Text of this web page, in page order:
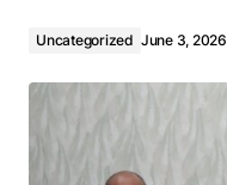
Uncategorized June 3, 2026